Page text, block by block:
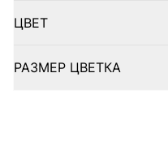
ЦВЕТ
FILTER
РАЗМЕР ЦВЕТКА
FILTER